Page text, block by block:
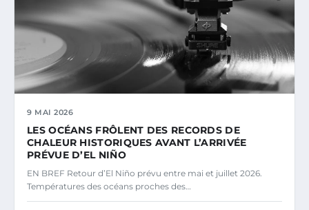
9 MAI 2026
LES OCÉANS FRÔLENT DES RECORDS DE
CHALEUR HISTORIQUES AVANT L’ARRIVÉE
PRÉVUE D’EL NIÑO
EN BREF Retour d’El Niño prévu entre mai et juillet 2026.
Températures des océans proches des…